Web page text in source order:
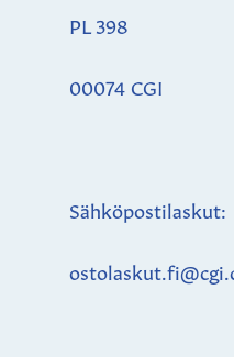
PL 398
00074 CGI
Sähköpostilaskut: